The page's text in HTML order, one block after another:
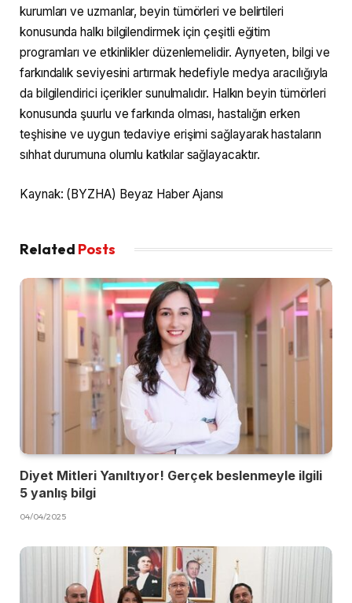
kurumları ve uzmanlar, beyin tümörleri ve belirtileri
konusunda halkı bilgilendirmek için çeşitli eğitim
programları ve etkinlikler düzenlemelidir. Ayrıyeten, bilgi ve
farkındalık seviyesini artırmak hedefiyle medya aracılığıyla
da bilgilendirici içerikler sunulmalıdır. Halkın beyin tümörleri
konusunda şuurlu ve farkında olması, hastalığın erken
teşhisine ve uygun tedaviye erişimi sağlayarak hastaların
sıhhat durumuna olumlu katkılar sağlayacaktır.
Kaynak: (BYZHA) Beyaz Haber Ajansı
Related Posts
Diyet Mitleri Yanıltıyor! Gerçek beslenmeyle ilgili
5 yanlış bilgi
04/04/2025